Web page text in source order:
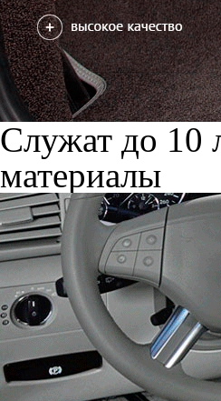
Служат до 10
материалы